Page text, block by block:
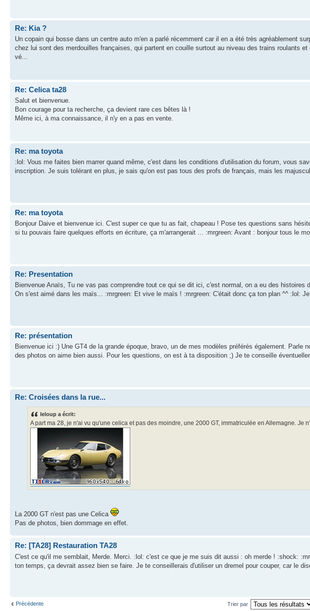
Re: Kia ?
Un copain qui bosse dans un centre auto m'en a parlé récemment car il en a été très agréablement
chez lui sont des merdouilles françaises, qui partent en couille surtout au niveau des trains roulants
vé...
Re: Celica ta28
Salut et bienvenue.
Bon courage pour ta recherche, ça devient rare ces bêtes là !
Même ici, à ma connaissance, il n'y en a pas en vente.
Re: ma toyota
:lol: Vous me faites bien marrer quand même, c'est dans les conditions d'utilisation du forum, vous
inscription. Je suis tolérant en plus, je sais qu'on est pas tous des profs de français, mais les
Re: ma toyota
Bonjour Daive et bienvenue ici. C'est super ce que tu as fait, chapeau ! Pose tes questions sans
si tu pouvais faire quelques efforts en écriture, ça m'arrangerait ... :mrgreen: Avant : bonjour tous le
Re: Presentation
Bienvenue Anaïs, Tu ne vas pas comprendre tout ce qui se dit ici, c'est normal, on a eu des histoires
On s'est aimé dans les maïs... :mrgreen: Et vive le maïs ! :mrgreen: C'était donc ça ton plan ^^ :lol:
Re: présentation
Bienvenue ici :) Une GT4 de la grande époque, bravo, un de mes modèles préférés également. Parle
des photos on aime bien aussi. Pour les questions, on est à ta disposition ;) Je te conseille
Re: Croisées dans la rue...
leloup a écrit:
A part ma 28, je n'ai vu qu'une celica et pas des moindre, une 2000 GT, immatriculée en Allemagne. Je
La 2000 GT n'est pas une Celica
Pas de photos, bien dommage en effet.
Re: [TA28] Restauration TA28
C'est ce qu'il me semblait, Merde. Merci. :lol: c'est ce que je me suis dit aussi : oh merde ! :shock:
ton temps, ça devrait assez bien se faire. Je te conseillerais d'utiliser un dremel pour couper, car le
Précédente Trier par